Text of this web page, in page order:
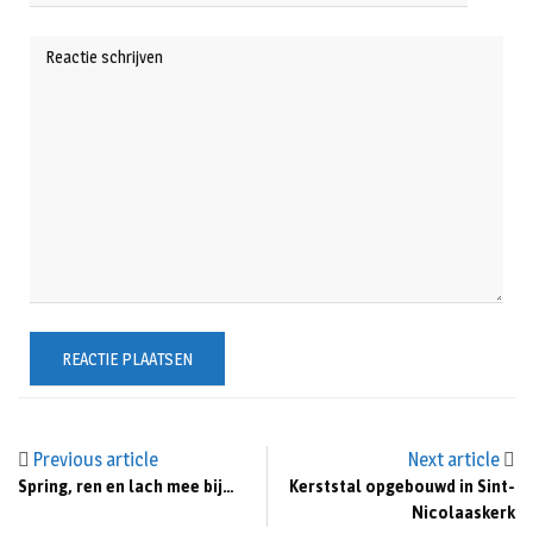
Previous article
Spring, ren en lach mee bij…
Next article
Kerststal opgebouwd in Sint-
Nicolaaskerk